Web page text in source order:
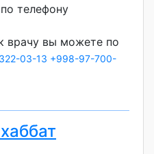
телефону
врачу вы можете по
03-13 +998-97-700-